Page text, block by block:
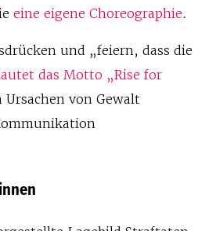
eine eigene Choreographie.
und „feiern, dass die
das Motto „Rise for
von Gewalt